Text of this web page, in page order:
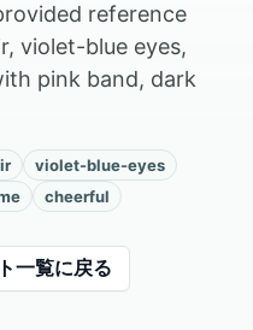
reference
violet-blue eyes,
pink band, dark
violet-blue-eyes
cheerful
一覧に戻る